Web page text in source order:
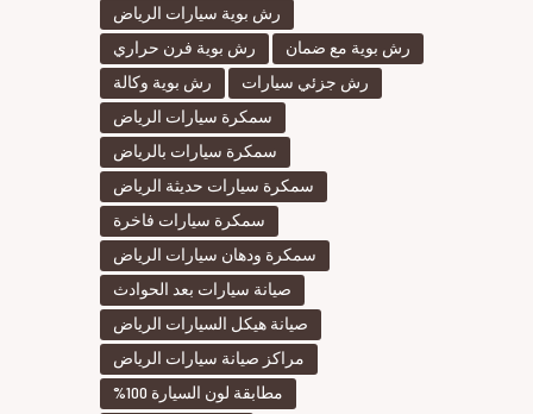
رش بوية سيارات الرياض
رش بوية فرن حراري
رش بوية مع ضمان
رش بوية وكالة
رش جزئي سيارات
سمكرة سيارات الرياض
سمكرة سيارات بالرياض
سمكرة سيارات حديثة الرياض
سمكرة سيارات فاخرة
سمكرة ودهان سيارات الرياض
صيانة سيارات بعد الحوادث
صيانة هيكل السيارات الرياض
مراكز صيانة سيارات الرياض
مطابقة لون السيارة 100%